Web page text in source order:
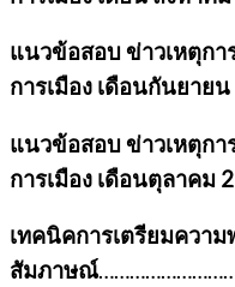
แนวข้อสอบ ข่าวเหตุก
การเมือง เดือนกันยาย
แนวข้อสอบ ข่าวเหตุก
การเมือง เดือนตุลาคม
เทคนิคการเตรียมควา
สัมภาษณ์